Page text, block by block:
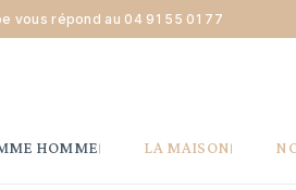
vous répond au 04 91 55 01 77
HOMME LA MAISON
Croix Maison la Couronne Croix